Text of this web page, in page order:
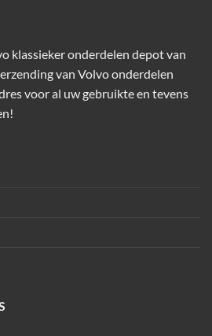
klassieker onderdelen depot van
van Volvo onderdelen
voor al uw gebruikte en tevens